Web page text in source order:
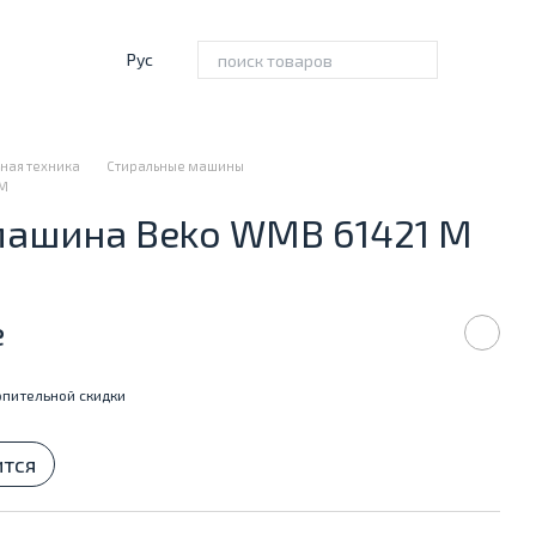
Рус
техника
Стиральные машины
Beko WMB 61421 M
скидки